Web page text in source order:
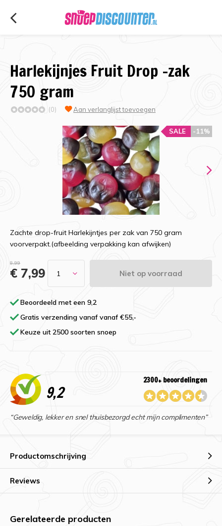
Harlekijnjes Fruit Drop -zak
750 gram
(0) Aan verlanglijst toevoegen
-11%
SALE
Zachte drop-fruit Harlekijntjes per zak van 750 gram
voorverpakt.(afbeelding verpakking kan afwijken)
8,99
€ 7,99 Niet op voorraad
Beoordeeld met een 9,2
Gratis verzending vanaf vanaf €55,-
Keuze uit 2500 soorten snoep
9,2
2300+ beoordelingen
“Geweldig, lekker en snel thuisbezorgd echt mijn complimenten”
Productomschrijving
Reviews
Gerelateerde producten